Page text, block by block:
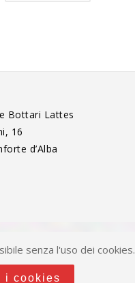
Bottari Lattes
16
d’Alba
senza l'uso dei cookies.
i cookies